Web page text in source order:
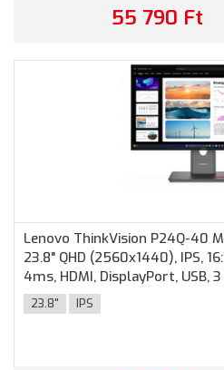
55 790 Ft
Lenovo ThinkVision P24Q-40
23.8" QHD (2560x1440), IPS,
4ms, HDMI, DisplayPort, USB,
színben
23.8" IPS